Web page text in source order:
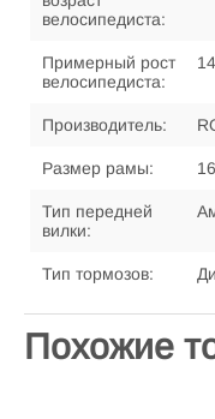
велосипедиста:
Примерный рост
велосипедиста:
Производитель:
Размер рамы:
Тип передней
вилки:
Тип тормозов:
Похожие